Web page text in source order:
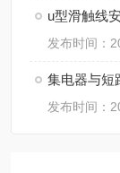
u型滑触线
发布时间：
集电器与短
发布时间：